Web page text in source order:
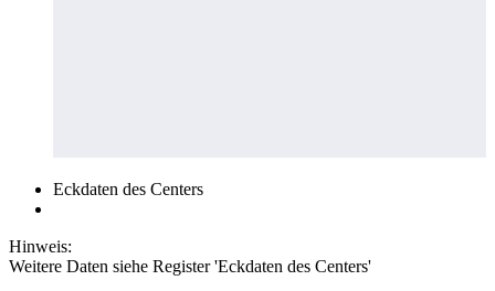
Eckdaten des Centers
Hinweis:
Weitere Daten siehe Register 'Eckdaten des Centers'